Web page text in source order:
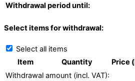
Withdrawal period until:
Select items for withdrawal:
Select all items
Item
Quantity
Price
Withdrawal amount (incl. VAT):